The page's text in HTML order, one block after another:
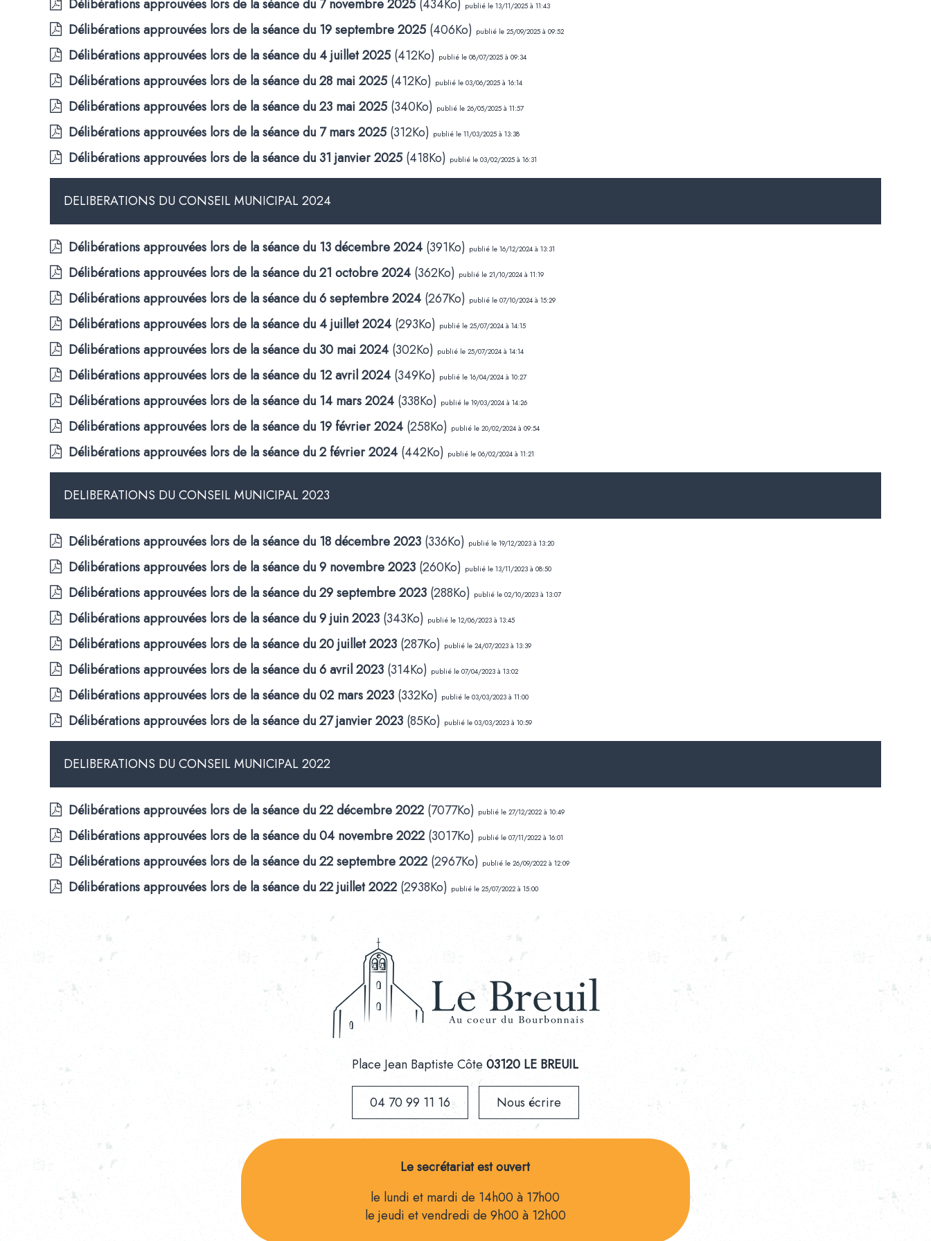
Délibérations approuvées lors de la séance du 7 novembre 2025 (434Ko) publié le 13/11/2025 à 11:43
Délibérations approuvées lors de la séance du 19 septembre 2025 (406Ko) publié le 25/09/2025 à 09:52
Délibérations approuvées lors de la séance du 4 juillet 2025 (412Ko) publié le 08/07/2025 à 09:34
Délibérations approuvées lors de la séance du 28 mai 2025 (412Ko) publié le 03/06/2025 à 16:14
Délibérations approuvées lors de la séance du 23 mai 2025 (340Ko) publié le 26/05/2025 à 11:57
Délibérations approuvées lors de la séance du 7 mars 2025 (312Ko) publié le 11/03/2025 à 13:38
Délibérations approuvées lors de la séance du 31 janvier 2025 (418Ko) publié le 03/02/2025 à 16:31
DELIBERATIONS DU CONSEIL MUNICIPAL 2024
Délibérations approuvées lors de la séance du 13 décembre 2024 (391Ko) publié le 16/12/2024 à 13:31
Délibérations approuvées lors de la séance du 21 octobre 2024 (362Ko) publié le 21/10/2024 à 11:19
Délibérations approuvées lors de la séance du 6 septembre 2024 (267Ko) publié le 07/10/2024 à 15:29
Délibérations approuvées lors de la séance du 4 juillet 2024 (293Ko) publié le 25/07/2024 à 14:15
Délibérations approuvées lors de la séance du 30 mai 2024 (302Ko) publié le 25/07/2024 à 14:14
Délibérations approuvées lors de la séance du 12 avril 2024 (349Ko) publié le 16/04/2024 à 10:27
Délibérations approuvées lors de la séance du 14 mars 2024 (338Ko) publié le 19/03/2024 à 14:26
Délibérations approuvées lors de la séance du 19 février 2024 (258Ko) publié le 20/02/2024 à 09:54
Délibérations approuvées lors de la séance du 2 février 2024 (442Ko) publié le 06/02/2024 à 11:21
DELIBERATIONS DU CONSEIL MUNICIPAL 2023
Délibérations approuvées lors de la séance du 18 décembre 2023 (336Ko) publié le 19/12/2023 à 13:20
Délibérations approuvées lors de la séance du 9 novembre 2023 (260Ko) publié le 13/11/2023 à 08:50
Délibérations approuvées lors de la séance du 29 septembre 2023 (288Ko) publié le 02/10/2023 à 13:07
Délibérations approuvées lors de la séance du 9 juin 2023 (343Ko) publié le 12/06/2023 à 13:45
Délibérations approuvées lors de la séance du 20 juillet 2023 (287Ko) publié le 24/07/2023 à 13:39
Délibérations approuvées lors de la séance du 6 avril 2023 (314Ko) publié le 07/04/2023 à 13:02
Délibérations approuvées lors de la séance du 02 mars 2023 (332Ko) publié le 03/03/2023 à 11:00
Délibérations approuvées lors de la séance du 27 janvier 2023 (85Ko) publié le 03/03/2023 à 10:59
DELIBERATIONS DU CONSEIL MUNICIPAL 2022
Délibérations approuvées lors de la séance du 22 décembre 2022 (7077Ko) publié le 27/12/2022 à 10:49
Délibérations approuvées lors de la séance du 04 novembre 2022 (3017Ko) publié le 07/11/2022 à 16:01
Délibérations approuvées lors de la séance du 22 septembre 2022 (2967Ko) publié le 26/09/2022 à 12:09
Délibérations approuvées lors de la séance du 22 juillet 2022 (2938Ko) publié le 25/07/2022 à 15:00
Place Jean Baptiste Côte03120 LE BREUIL
04 70 99 11 16 Nous écrire
Le secrétariat est ouvert
le lundi et mardi de 14h00 à 17h00
le jeudi et vendredi de 9h00 à 12h00